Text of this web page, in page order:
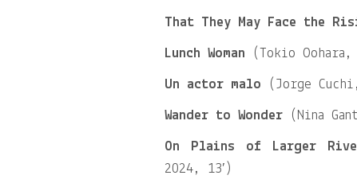
That They May Face the
Lunch Woman (Tokio
Un actor malo (Jorge
Wander to Wonder (Nina
On Plains of Larger
2024, 13′)